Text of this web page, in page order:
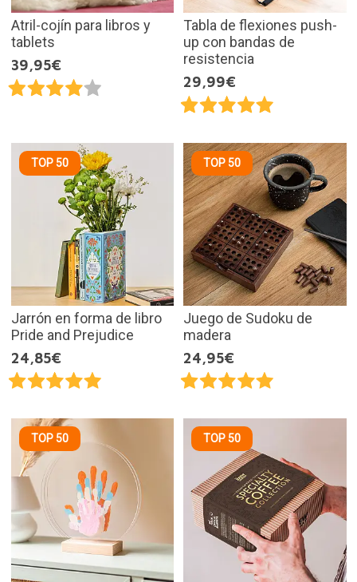
Atril-cojín para libros y
tablets
39,95€
Tabla de flexiones push-
up con bandas de
resistencia
29,99€
TOP 50
Jarrón en forma de libro
Pride and Prejudice
24,85€
TOP 50
Juego de Sudoku de
madera
24,95€
TOP 50 TOP 50